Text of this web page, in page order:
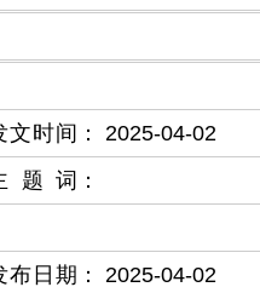
文时间 ：
2025-04-02
题词 ：
布日期 ：
2025-04-02